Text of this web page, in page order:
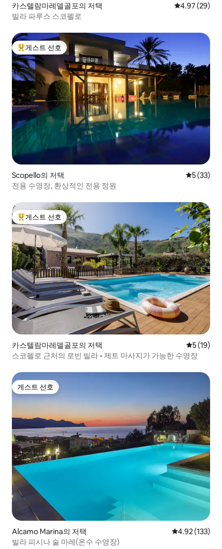
카스텔람마레델골포의 저택 평점 4.97점(5
4.97 (29)
빌라 파루스 스코펠로
상위 게스트 선호
게스트 선호
Scopello의 저택 평점 5점
5 (33)
전용 수영장, 환상적인 전용 정원
상위 게스트 선호
게스트 선호
카스텔람마레델골포의 저택 평점 5점
5 (19)
스코펠로 근처의 로빈 빌라 • 제트 마사지가 가능한 수영장
게스트 선호
게스트 선호
Alcamo Marina의 저택 평점 4.92점(5
4.92 (133)
빌라 피시나 술 마레(온수 수영장)